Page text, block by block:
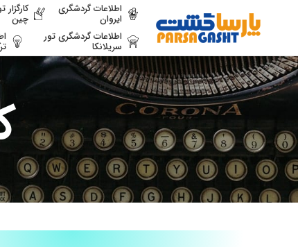
اطلاعات گردشگری
ایروان
کارگزار
چین
اطلاعات گردشگری تور
سریلانکا